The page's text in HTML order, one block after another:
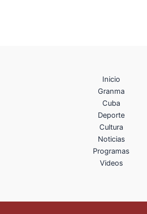
Inicio
Granma
Cuba
Deporte
Cultura
Noticias
Programas
Videos